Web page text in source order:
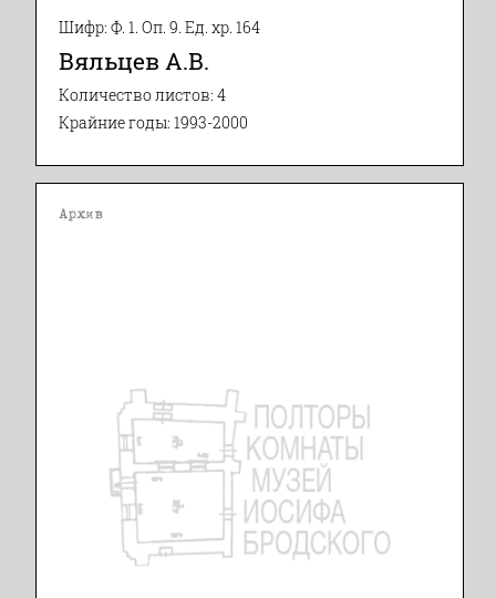
Шифр: Ф. 1. Оп. 9. Ед. хр. 164
Вяльцев А.В.
Количество листов: 4
Крайние годы: 1993-2000
Архив